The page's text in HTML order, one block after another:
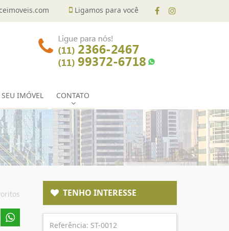
Ligamos para você
IMÓVEL CONTATO
TENHO INTERESSE